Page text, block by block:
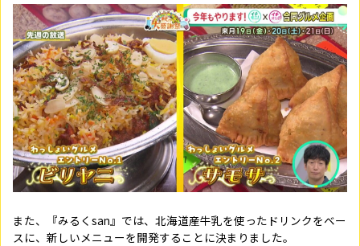
また、『みるくsan』では、北海道産牛乳を使ったドリンクをベー
スに、新しいメニューを開発することに決まりました。